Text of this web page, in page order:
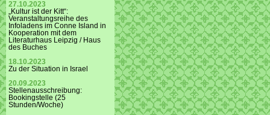
27.10.2023
„Kultur ist der Kitt“:
Veranstaltungsreihe des
Infoladens im Conne Island in
Kooperation mit dem
Literaturhaus Leipzig / Haus
des Buches
18.10.2023
Zu der Situation in Israel
20.09.2023
Stellenausschreibung:
Bookingstelle (25
Stunden/Woche)